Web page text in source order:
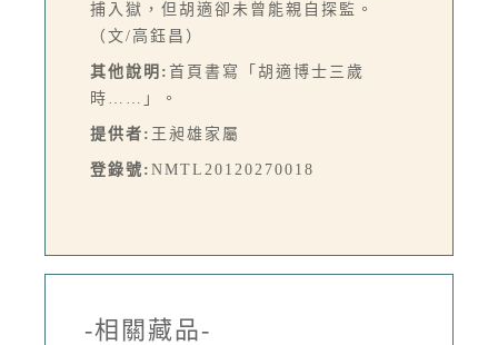
捕入獄，但胡適卻未曾能親自探監。
（文/高鈺昌）
其他說明: 首頁書寫「胡適博士三歲
時……」。
提供者: 王昶雄家屬
登錄號: NMTL20120270018
-相關藏品-